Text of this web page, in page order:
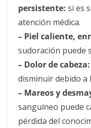
persistente: si es
atención médica.
– Piel caliente,
sudoración puede
– Dolor de cabeza:
disminuir debido a
– Mareos y
sanguíneo puede
pérdida del